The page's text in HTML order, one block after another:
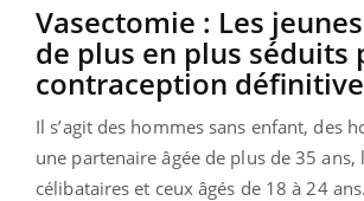
Vasectomie : Les
de plus en plus séduits
contraception définitive
Il s’agit des hommes sans enfant, des
une partenaire âgée de plus de 35 ans,
célibataires et ceux âgés de 18 à 24 ans.